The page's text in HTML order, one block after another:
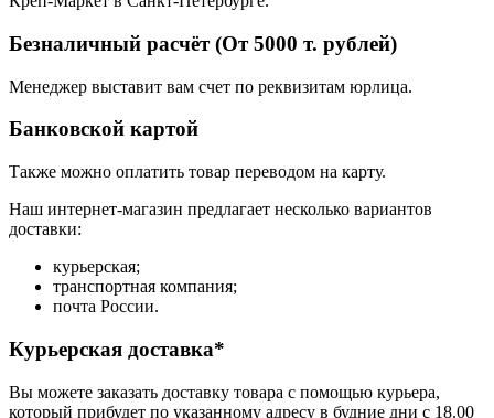
Безналичный расчёт (От 5000 т. рублей)
Менеджер выставит вам счет по реквизитам юрлица.
Банковской картой
Также можно оплатить товар переводом на карту.
Наш интернет-магазин предлагает несколько вариантов
доставки:
курьерская;
транспортная компания;
почта России.
Курьерская доставка*
Вы можете заказать доставку товара с помощью курьера,
который прибудет по указанному адресу в будние дни с 18.00